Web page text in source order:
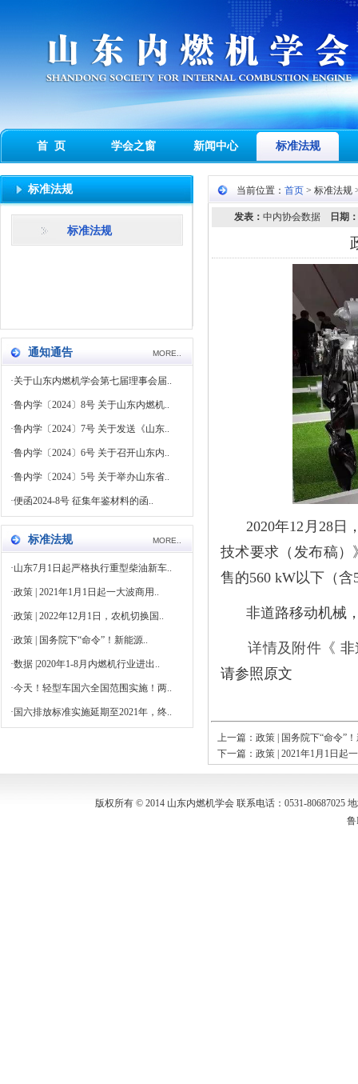
首 页 学会之窗 新闻中心 标准法规
标准法规
标准法规
通知通告 MORE..
·关于山东内燃机学会第七届理事会届..
·鲁内学〔2024〕8号 关于山东内燃机..
·鲁内学〔2024〕7号 关于发送《山东..
·鲁内学〔2024〕6号 关于召开山东内..
·鲁内学〔2024〕5号 关于举办山东省..
·便函2024-8号 征集年鉴材料的函..
标准法规 MORE..
·山东7月1日起严格执行重型柴油新车..
·政策 | 2021年1月1日起一大波商用..
·政策 | 2022年12月1日，农机切换国..
·政策 | 国务院下“命令”！新能源..
·数据 |2020年1-8月内燃机行业进出..
·今天！轻型车国六全国范围实施！两..
· 国六排放标准实施延期至2021年，终..
当前位置： 首页 > 标准法规
发表： 中内协会数据 日期：
2020年12 月 28日
技术要求（发布稿
售的560 kW以下（含
非道路移动机械
详情及附件《 非
请参照原文
上一篇： 政策 | 国务院下“命令”
下一篇： 政策 | 2021年1月1日起
版权所有 © 2014 山东内燃机学会 联系电话：0531-80687025
鲁